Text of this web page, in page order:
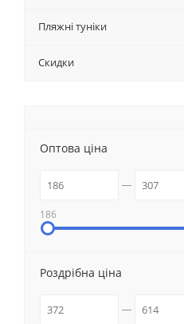
Пляжні туніки
Скидки
Оптова ціна
186
Роздрібна ціна